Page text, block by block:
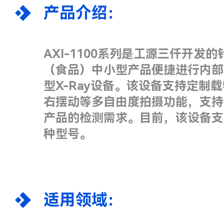
产品介绍：
AXI-1100系列是工源三仟开发的
（食品）中小型产品便捷进行内
型X-Ray设备。该设备支持定制
右摆动等多自由度拍摄功能，支
产品的检测需求。目前，该设备
种型号。
适用领域：